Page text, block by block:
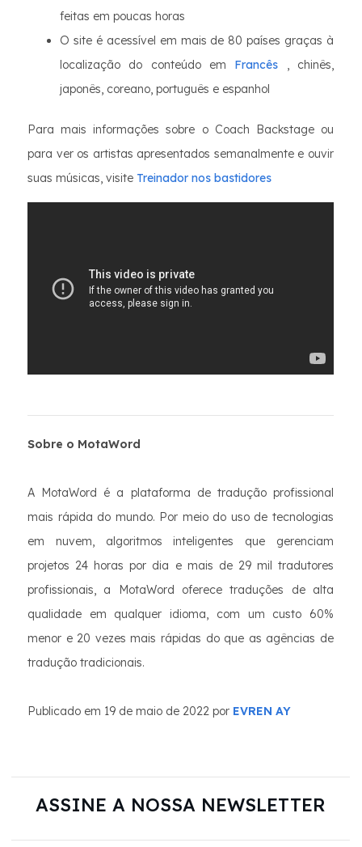
feitas em poucas horas
O site é acessível em mais de 80 países graças à
localização do conteúdo em Francês , chinês,
japonês, coreano, português e espanhol
Para mais informações sobre o Coach Backstage ou
para ver os artistas apresentados semanalmente e ouvir
suas músicas, visite Treinador nos bastidores
Sobre o MotaWord
A MotaWord é a plataforma de tradução profissional
mais rápida do mundo. Por meio do uso de tecnologias
em nuvem, algoritmos inteligentes que gerenciam
projetos 24 horas por dia e mais de 29 mil tradutores
profissionais, a MotaWord oferece traduções de alta
qualidade em qualquer idioma, com um custo 60%
menor e 20 vezes mais rápidas do que as agências de
tradução tradicionais.
Publicado em 19 de maio de 2022 por EVREN AY
ASSINE A NOSSA NEWSLETTER